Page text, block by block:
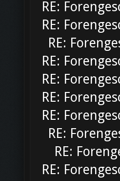
RE:
RE:
RE:
RE:
RE:
RE:
RE:
RE:
RE:
RE: